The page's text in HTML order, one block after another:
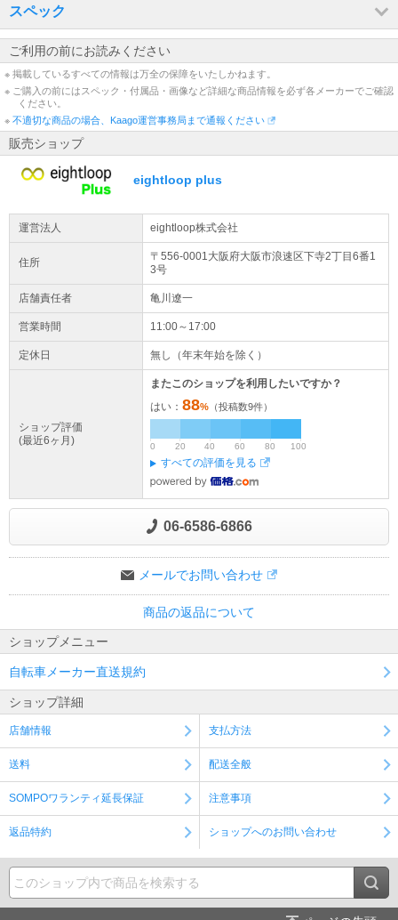
土・日・祝も休まず営業中！（年末年始を除く）
インボイス制度への対応について
弊社eightloop株式会社は適格請求書発行事業者として登録しており
ます。 請求書がご必要な場合は別途メールにてお送りいたしますの
で、 ご注文時に発行希望の旨をご記載ください。
詳細はこちら
弊社の情報を騙った詐欺サイトについて
弊社の情報を騙った詐欺サイトの存在のご報告を受けております。
弊社が運営しております販売サイトは5店舗となっており、 その他
詐欺サイトでのご購入は絶対に行わないよう、お願い申し上げま
す。
クレジットカード不正利用に対して
クレジットカードの不正利用と思わしき内容のご注文であった場
合、 弊社にて予告なくキャンセル処理する場合がございます。
クレジットカード・代引きでのご決済の場合、14時までのご注文分
は、当日出荷いたします。（銀行振込決済の場合は、14時までにご
入金の確認が取れたご注文分を出荷いたします）
弊社別サイトにて商品を併売しておりますので、ご注文可能な状態
でも商品が売り切れている場合がございます。その際はご注文をキ
ャンセルさせていただく事がございます。
スペック
ご利用の前にお読みください
※ 掲載しているすべての情報は万全の保障をいたしかねます。
※ ご購入の前にはスペック・付属品・画像など詳細な商品情報を必ず各メーカーでご確認
ください。
※ 不適切な商品の場合、Kaago運営事務局まで通報ください
販売ショップ
eightloop plus
運営法人 eightloop株式会社
住所 〒556-0001大阪府大阪市浪速区下寺2丁目6番1
3号
店舗責任者 亀川遼一
営業時間 11:00～17:00
定休日 無し（年末年始を除く）
ショップ評価
(最近6ヶ月)
またこのショップを利用したいですか？
はい： 88% （投稿数9件）
0 20 40 60 80 100
すべての評価を見る
06-6586-6866
メールでお問い合わせ
商品の返品について
ショップメニュー
自転車メーカー直送規約
ショップ詳細
店舗情報 支払方法
送料 配送全般
SOMPOワランティ延長保証 注意事項
返品特約 ショップへのお問い合わせ